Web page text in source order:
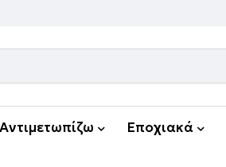
Αντιμετωπίζω
Εποχιακά